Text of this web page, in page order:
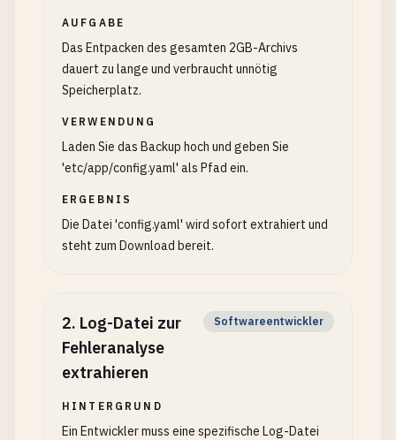
AUFGABE
Das Entpacken des gesamten 2GB-Archivs
dauert zu lange und verbraucht unnötig
Speicherplatz.
VERWENDUNG
Laden Sie das Backup hoch und geben Sie
'etc/app/config.yaml' als Pfad ein.
ERGEBNIS
Die Datei 'config.yaml' wird sofort extrahiert und
steht zum Download bereit.
2. Log-Datei zur
Fehleranalyse
extrahieren
Softwareentwickler
HINTERGRUND
Ein Entwickler muss eine spezifische Log-Datei